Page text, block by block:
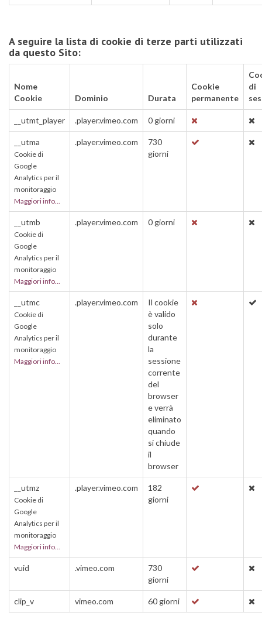
A seguire la lista di cookie di terze parti utilizzati
da questo Sito:
Nome
Cookie
Dominio Durata
Cookie
permanente
di
__utmt_player .player.vimeo.com 0 giorni
__utma
Cookie di
Google
Analytics per il
monitoraggio
Maggiori info...
.player.vimeo.com
730
giorni
__utmb
Cookie di
Google
Analytics per il
monitoraggio
Maggiori info...
.player.vimeo.com 0 giorni
__utmc
Cookie di
Google
Analytics per il
monitoraggio
Maggiori info...
.player.vimeo.com
Il cookie
è valido
solo
durante
la
sessione
corrente
del
browser
e verrà
eliminato
quando
si chiude
il
browser
__utmz
Cookie di
Google
Analytics per il
monitoraggio
Maggiori info...
.player.vimeo.com
182
giorni
vuid .vimeo.com
730
giorni
clip_v vimeo.com 60 giorni